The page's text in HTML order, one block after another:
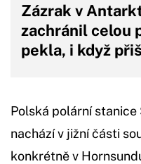
Zázrak v
zachránil celou
pekla, i když
Polská polární stanice
nachází v jižní části
konkrétně v